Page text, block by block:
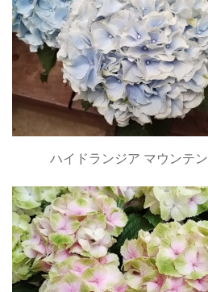
ハイドランジア マウンテン